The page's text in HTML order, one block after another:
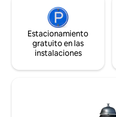
Estacionamiento
gratuito en las
instalaciones